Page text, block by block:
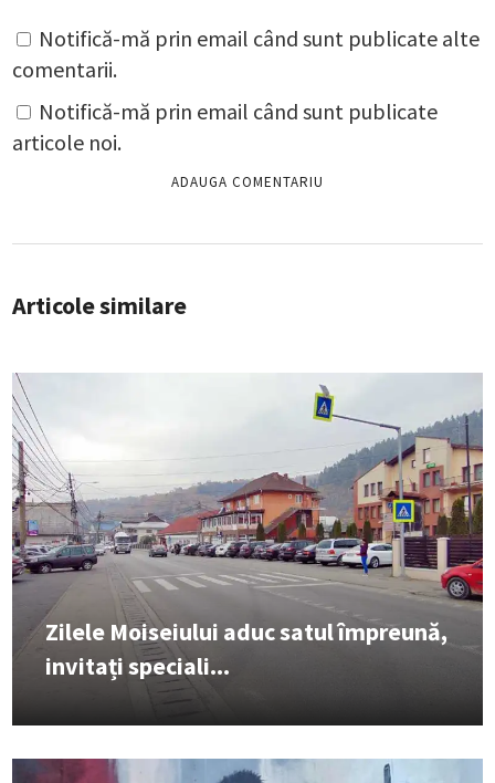
Notifică-mă prin email când sunt publicate alte
comentarii.
Notifică-mă prin email când sunt publicate
articole noi.
Articole similare
Zilele Moiseiului aduc satul împreună,
invitați speciali...